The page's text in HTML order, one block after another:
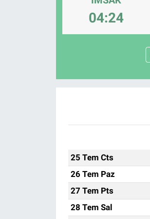
04:24
25 Tem Cts
26 Tem Paz
27 Tem Pts
28 Tem Sal